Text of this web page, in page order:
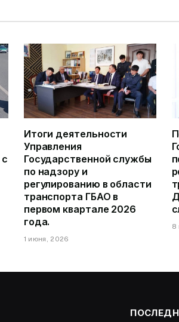
Итоги деятельности
Управления
Государственной службы
по надзору и
регулированию в области
транспорта ГБАО в
первом квартале 2026
года.
1 июня, 2026
8